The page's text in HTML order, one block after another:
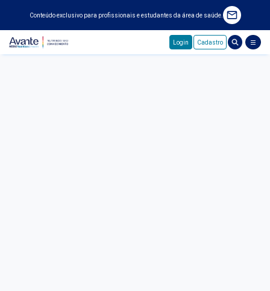
Conteúdo exclusivo para profissionais e estudantes da área de saúde.
Login Cadastro